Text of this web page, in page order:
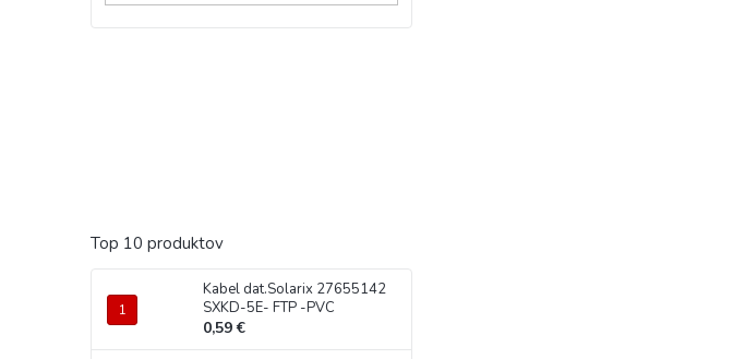
Top 10 produktov
Kabel dat.Solarix 27655142
SXKD-5E- FTP -PVC
0,59 €